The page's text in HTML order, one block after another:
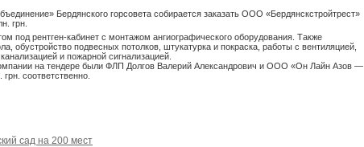
Бердянского горсовета собирается заказать ООО «Бердянскстройтрест»
грн.
под рентген-кабинет с монтажом ангиографического оборудования. Также
обустройство подвесных потолков, штукатурка и покраска, работы с вентиляцией,
и пожарной сигнализацией.
на тендере были ФЛП Долгов Валерий Александрович и ООО «Он Лайн Азов —
соответственно.
сад на 200 мест